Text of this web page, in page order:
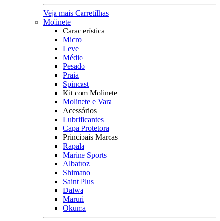
Veja mais Carretilhas
Molinete
Característica
Micro
Leve
Médio
Pesado
Praia
Spincast
Kit com Molinete
Molinete e Vara
Acessórios
Lubrificantes
Capa Protetora
Principais Marcas
Rapala
Marine Sports
Albatroz
Shimano
Saint Plus
Daiwa
Maruri
Okuma